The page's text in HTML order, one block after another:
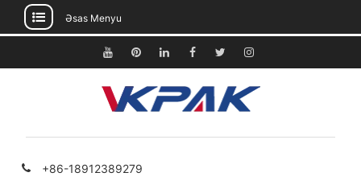
keçin
Əsas Menyu
YoutubePinterestLinkedinFacebook
TwitterInstagram
+86-18912389279